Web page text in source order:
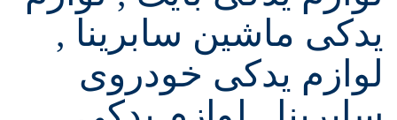
یدکی ماشین سابرینا ,
لوازم یدکی خودروی